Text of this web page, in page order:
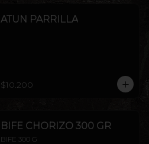
ATUN PARRILLA
$10.200
BIFE CHORIZO 300 GR
BIFE 300 G